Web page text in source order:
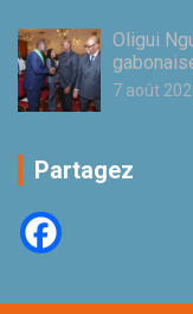
Oligui
7 août
Partagez